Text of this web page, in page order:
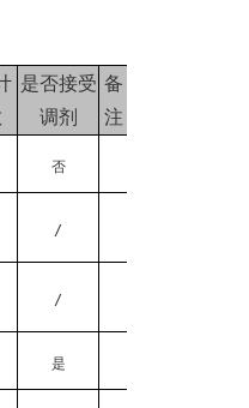
是否接受
调剂
备
注
否
/
/
是